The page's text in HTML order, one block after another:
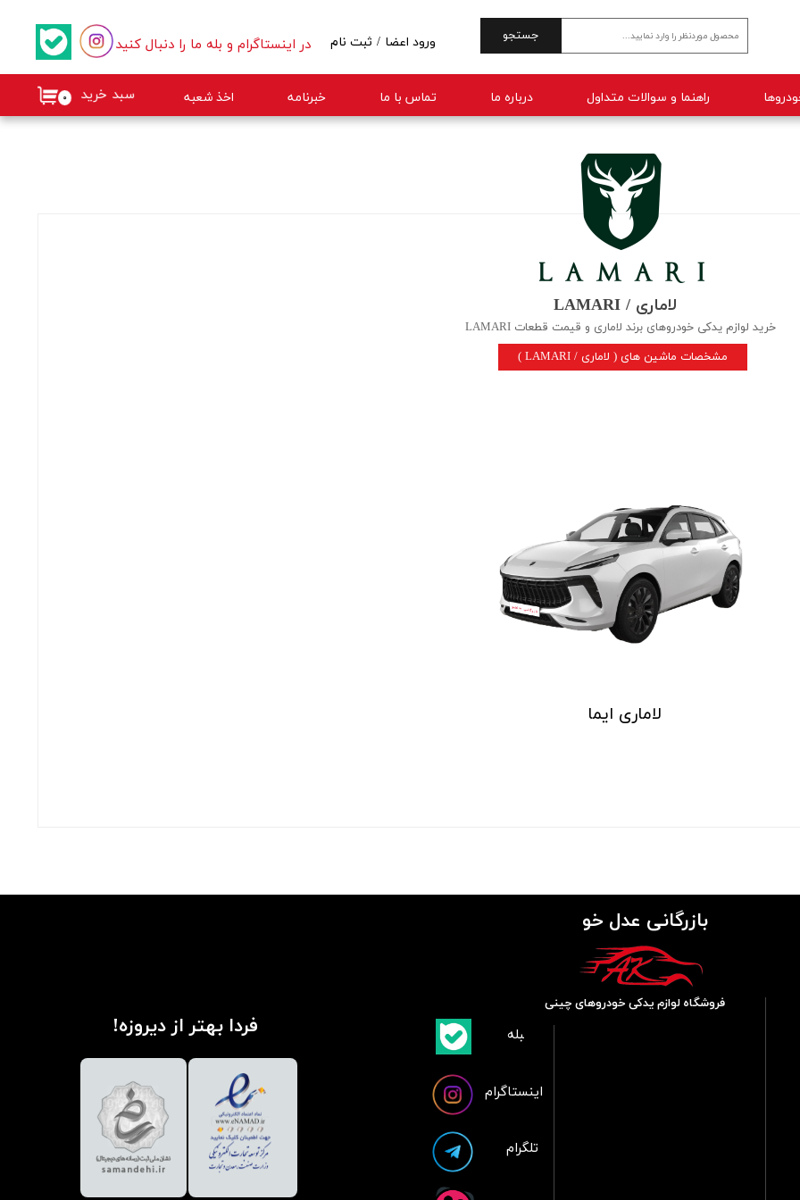
جستجو
راهنما و سوالات متداول درباره ما تماس با ما خبرنامه اخذ شعبه ۰ سبد خرید
در اینستاگرام و بله ما را دنبال کنید ورود اعضا / ثبت نام
تغییر گذر واژه
خرید لوازم یدکی خودر‌وهای برند لاماری و قیمت قطعات LAMARI
( LAMARI / مشخصات ماشین های ( لاماری
لاماری / LAMARI
​​لاماری ایما
بازرگانی عدل خو
فردا بهتر از دیروزه!
فروشگاه لوازم یدکی خودروهای چینی
تلگرام
اینستاگرام
​بلبله​​​​​​​بله